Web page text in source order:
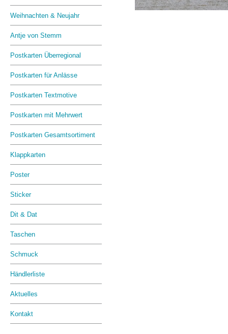
Weihnachten & Neujahr
Antje von Stemm
Postkarten Überregional
Postkarten für Anlässe
Postkarten Textmotive
Postkarten mit Mehrwert
Postkarten Gesamtsortiment
Klappkarten
Poster
Sticker
Dit & Dat
Taschen
Schmuck
Händlerliste
Aktuelles
Kontakt